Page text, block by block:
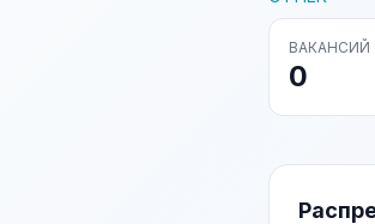
ВАКАНСИЙ
0